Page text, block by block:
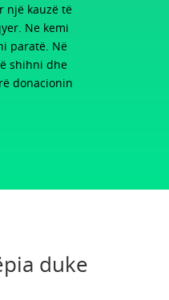
një kauzë të
Ne kemi
paratë. Në
shihni dhe
donacionin
duke